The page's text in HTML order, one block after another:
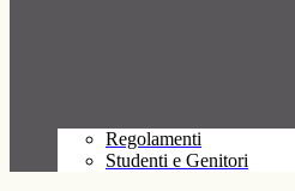
Regolamenti
Studenti e Genitori